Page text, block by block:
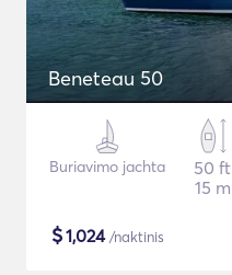
Beneteau 50
Buriavimo jachta
50 ft
15 m
$1,024/naktinis